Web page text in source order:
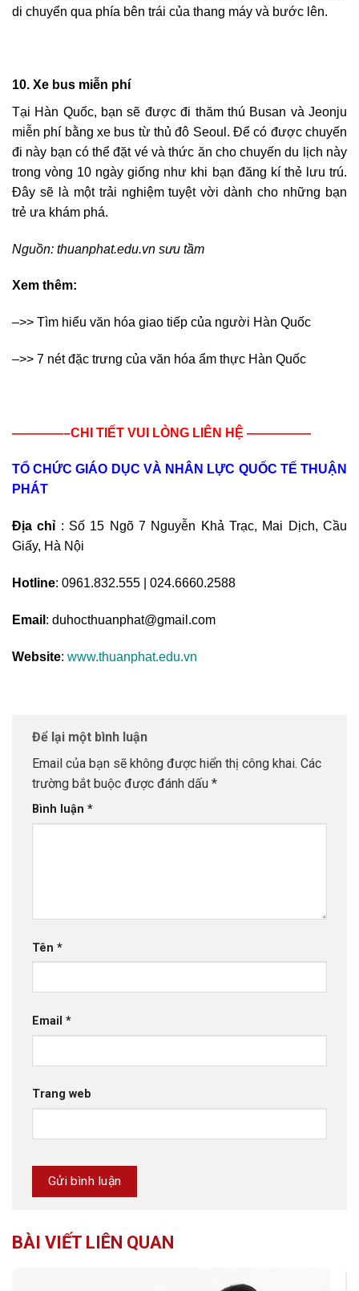
di chuyển qua phía bên trái của thang máy và bước lên.
10. Xe bus miễn phí
Tại Hàn Quốc, bạn sẽ được đi thăm thú Busan và Jeonju
miễn phí bằng xe bus từ thủ đô Seoul. Để có được chuyến
đi này bạn có thể đặt vé và thức ăn cho chuyến du lịch này
trong vòng 10 ngày giống như khi bạn đăng kí thẻ lưu trú.
Đây sẽ là một trải nghiệm tuyệt vời dành cho những bạn
trẻ ưa khám phá.
Nguồn: thuanphat.edu.vn sưu tầm
Xem thêm:
–>> Tìm hiểu văn hóa giao tiếp của người Hàn Quốc
–>> 7 nét đặc trưng của văn hóa ẩm thực Hàn Quốc
————–CHI TIẾT VUI LÒNG LIÊN HỆ —————
TỔ CHỨC GIÁO DỤC VÀ NHÂN LỰC QUỐC TẾ THUẬN
PHÁT
Địa chỉ : Số 15 Ngõ 7 Nguyễn Khả Trạc, Mai Dịch, Cầu
Giấy, Hà Nội
Hotline: 0961.832.555 | 024.6660.2588
Email : duhocthuanphat@gmail.com
Website: www.thuanphat.edu.vn
Để lại một bình luận
Email của bạn sẽ không được hiển thị công khai. Các
trường bắt buộc được đánh dấu *
Bình luận *
Tên *
Email *
Trang web
BÀI VIẾT LIÊN QUAN